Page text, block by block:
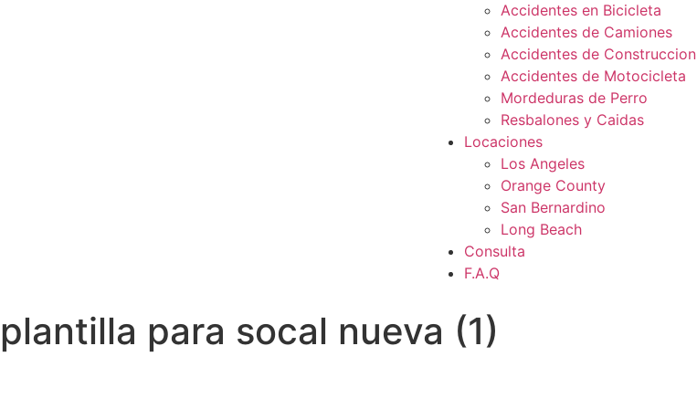
Accidentes en Bicicleta
Accidentes de Camiones
Accidentes de Construccion
Accidentes de Motocicleta
Mordeduras de Perro
Resbalones y Caidas
Locaciones
Los Angeles
Orange County
San Bernardino
Long Beach
Consulta
F.A.Q
plantilla para socal nueva (1)